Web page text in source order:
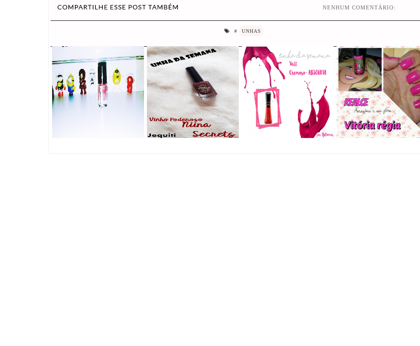
NENHUM COMENTÁRIO:
# UNHAS